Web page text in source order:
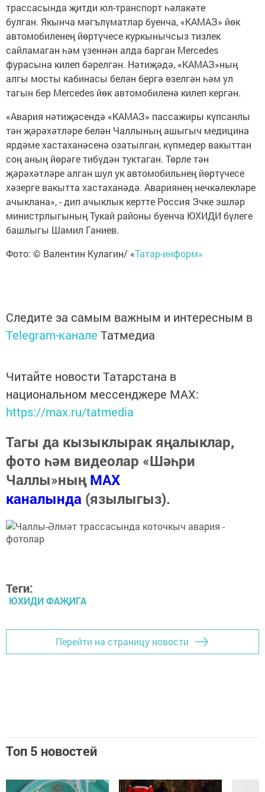
трассасында җитди юл-транспорт һәлакәте
булган. Якынча мәгълүматлар буенча, «КАМАЗ» йөк
автомобиленең йөртүчесе куркынычсыз тизлек
сайламаган һәм үзеннән алда барган Mercedes
фурасына килеп бәрелгән. Нәтиҗәдә, «КАМАЗ»ның
алгы мосты кабинасы белән бергә өзелгән һәм ул
тагын бер Mercedes йөк автомобиленә килеп кергән.
«Авария нәтиҗәсендә «КАМАЗ» пассажиры күпсанлы
тән җәрәхәтләре белән Чаллының ашыгыч медицина
ярдәме хастаханәсенә озатылган, күпмедер вакыттан
соң аның йөрәге тибүдән туктаган. Төрле тән
җәрәхәтләре алган шул ук автомобильнең йөртүчесе
хәзерге вакытта хастаханәдә. Авариянең нечкәлекләре
ачыклана», - дип ачыклык кертте Россия Эчке эшләр
министрлыгының Тукай районы буенча ЮХИДИ бүлеге
башлыгы Шамил Ганиев.
Фото: © Валентин Кулагин/ «Татар-информ»
Следите за самым важным и интересным в
Telegram-канале Татмедиа
Читайте новости Татарстана в
национальном мессенджере MАХ:
https://max.ru/tatmedia
Тагы да кызыклырак яңалыклар,
фото һәм видеолар «Шәһри
Чаллы»ныңMAX
каналында (язылыгыз).
Теги:
ЮХИДИ ФАҖИГА
Перейти на страницу новости
Топ 5 новостей